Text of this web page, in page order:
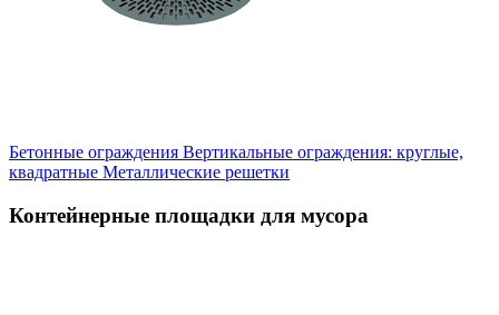
Бетонные ограждения Вертикальные ограждения: круглые,
квадратные Металлические решетки
Контейнерные площадки для мусора